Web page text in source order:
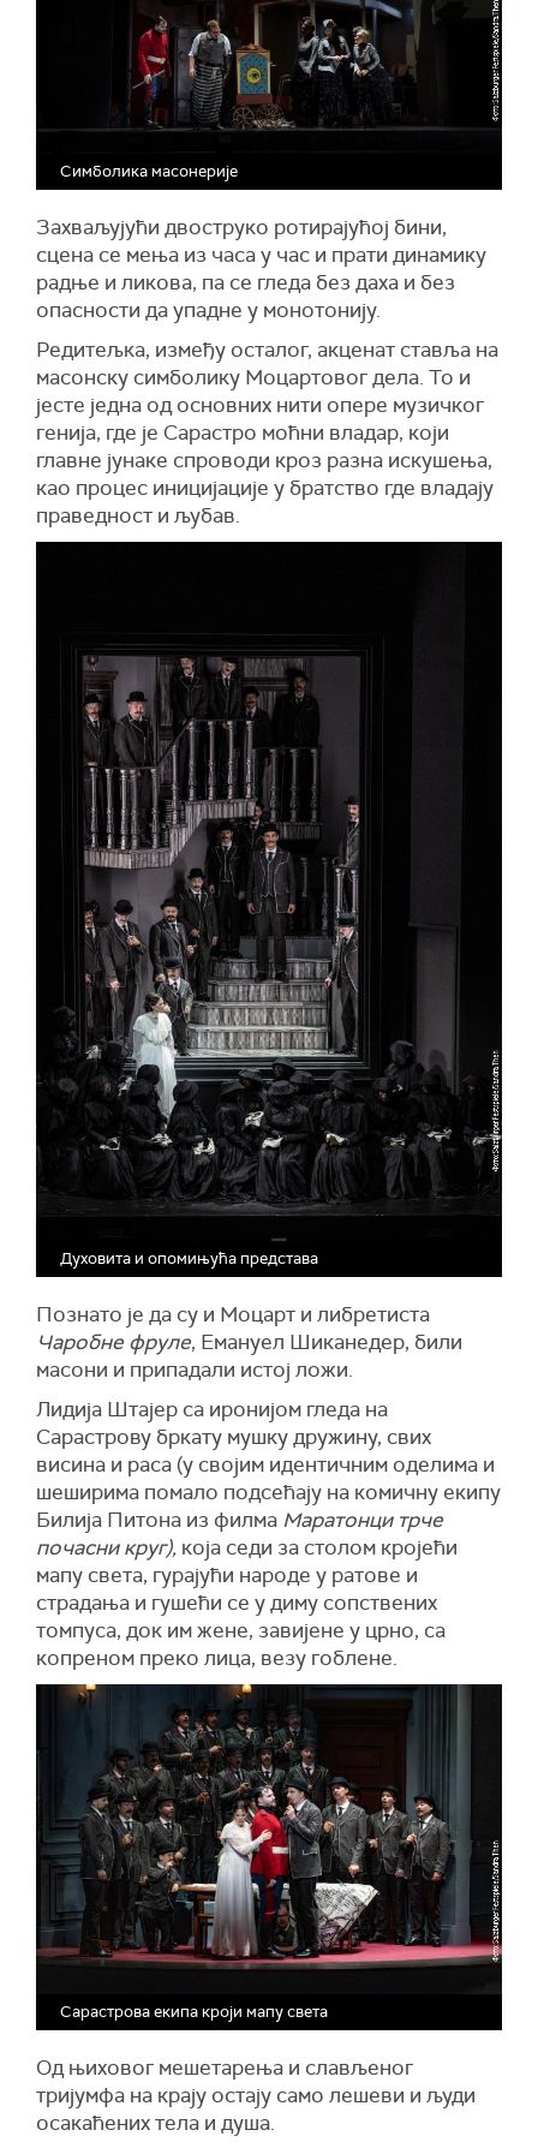
Симболика масонерије
Захваљујући двоструко ротирајућој бини,
сцена се мења из часа у час и прати динамику
радње и ликова, па се гледа без даха и без
опасности да упадне у монотонију.
Редитељка, између осталог, акценат ставља на
масонску симболику Моцартовог дела. То и
јесте једна од основних нити опере музичког
генија, где је Сарастро моћни владар, који
главне јунаке спроводи кроз разна искушења,
као процес иницијације у братство где владају
праведност и љубав.
Духовита и опомињућа представа
Познато је да су и Моцарт и либретиста
Чаробне фруле, Емануел Шиканедер, били
масони и припадали истој ложи.
Лидија Штајер са иронијом гледа на
Сарастрову бркату мушку дружину, свих
висина и раса (у својим идентичним оделима и
шеширима помало подсећају на комичну екипу
Билија Питона из филма Маратонци трче
почасни круг), која седи за столом кројећи
мапу света, гурајући народе у ратове и
страдања и гушећи се у диму сопствених
томпуса, док им жене, завијене у црно, са
копреном преко лица, везу гоблене.
Сарастрова екипа кроји мапу света
Од њиховог мешетарења и слављеног
тријумфа на крају остају само лешеви и људи
осакаћених тела и душа.